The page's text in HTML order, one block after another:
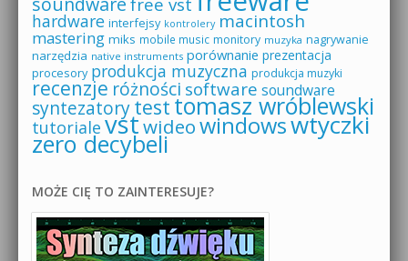
hardware interfejsy kontrolery macintosh
mastering miks mobile music monitory muzyka nagrywanie
narzędzia native instruments porównanie prezentacja
procesory produkcja muzyczna produkcja muzyki
recenzje różności software soundware
syntezatorytesttomasz wróblewski
tutoriale vstwideowindowswtyczki
zero decybeli
MOŻE CIĘ TO ZAINTERESUJE?